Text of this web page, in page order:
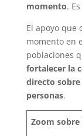
momento.
El apoyo que
momento en
poblaciones
fortalecer la
directo sobre
personas.
Zoom